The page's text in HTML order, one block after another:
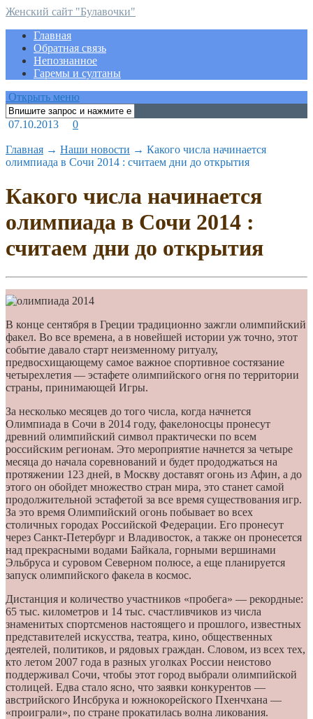
Женский сайт "Булавочки"
Главная
Обратная связь
Непознанное
Гаремы и султаны
Открыть меню
07.10.2013 0
Главная → Наши новости → Какого числа начинается
олимпиада в Сочи 2014 : считаем дни до открытия
Какого числа начинается
олимпиада в Сочи 2014 :
считаем дни до открытия
В конце сентября в Греции традиционно зажгли олимпийский
факел. Во все времена, а в новейшей истории уж точно, этот
событие давало старт неизменному ритуалу,
предвосхищающему самое важное спортивное состязание
четырехлетия — эстафете олимпийского огня по территории
страны, принимающей Игры.
За несколько месяцев до того числа, когда начнется
Олимпиада в Сочи в 2014 году, факелоносцы пронесут
древний олимпийский символ практически по всем
российским регионам. Это мероприятие начнется за четыре
месяца до начала соревнований и будет прододжаться на
протяжении 123 дней, в Москву доставят огонь из Афин, а до
этого он обойдет множество стран мира, это станет самой
продолжительной эстафетой за все время существования игр.
За это время Олимпийский огонь побывает во всех
столичных городах Российской Федерации. Его пронесут
через Санкт-Петербург и Владивосток, а также он пронесется
над прекрасными водами Байкала, горными вершинами
Эльбруса и суровом Северном полюсе, а еще планируется
запуск олимпийского факела в космос.
Дистанция и количество участников «пробега» — рекордные:
65 тыс. километров и 14 тыс. счастливчиков из числа
знаменитых спортсменов настоящего и прошлого, известных
представителей искусства, театра, кино, общественных
деятелей, политиков, и рядовых граждан. Словом, из всех тех,
кто летом 2007 года в разных уголках России неистово
поддерживал Сочи, чтобы этот город выбрали олимпийской
столицей. Едва стало ясно, что заявки конкурентов —
австрийского Инсбрука и южнокорейского Пхенчхана —
«проиграли», по стране прокатилась волна ликования.